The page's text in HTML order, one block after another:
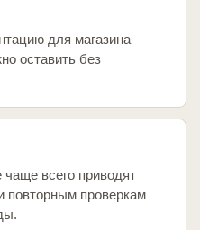
для магазина
оставить без
всего приводят
повторным проверкам